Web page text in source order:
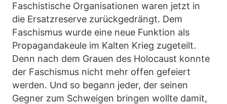
Faschistische Organisationen waren jetzt in
die Ersatzreserve zurückgedrängt. Dem
Faschismus wurde eine neue Funktion als
Propagandakeule im Kalten Krieg zugeteilt.
Denn nach dem Grauen des Holocaust konnte
der Faschismus nicht mehr offen gefeiert
werden. Und so begann jeder, der seinen
Gegner zum Schweigen bringen wollte damit,